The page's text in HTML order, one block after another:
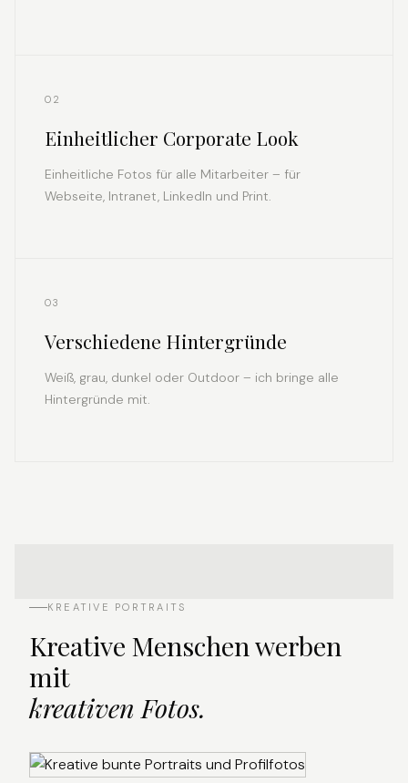
02
Einheitlicher Corporate Look
Einheitliche Fotos für alle Mitarbeiter – für
Webseite, Intranet, LinkedIn und Print.
03
Verschiedene Hintergründe
Weiß, grau, dunkel oder Outdoor – ich bringe alle
Hintergründe mit.
KREATIVE PORTRAITS
Kreative Menschen werben
mit
kreativen Fotos.